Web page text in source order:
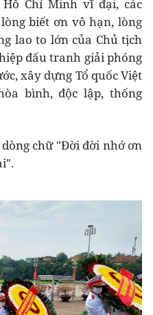
Chí Minh vĩ đại, các
biết ơn vô hạn, lòng
lao to lớn của Chủ tịch
đấu tranh giải phóng
xây dựng Tổ quốc Việt
bình, độc lập, thống
chữ "Đời đời nhớ ơn